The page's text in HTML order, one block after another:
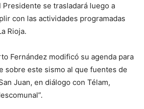
Presidente se trasladará luego a
con las actividades programadas
Rioja.
Fernández modificó su agenda para
sobre este sismo al que fuentes de
Juan, en diálogo con Télam,